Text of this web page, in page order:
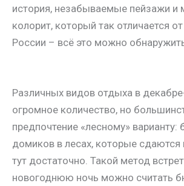
история, незабываемые пейзажи и
колорит, который так отличается
России – всё это можно
Различных видов отдыха в
огромное количество, но
предпочтение «лесному» варианту:
домиков в лесах, которые сдаются
тут достаточно. Такой метод
новогоднюю ночь можно считать